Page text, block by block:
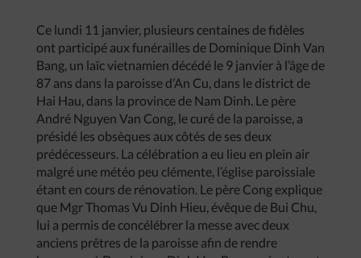
Ce lundi 11 janvier, plusieurs centaines de fidèles
ont participé aux funérailles de Dominique Dinh Van
Bang, un laïc vietnamien décédé le 9 janvier à l’âge de
87 ans dans la paroisse d’An Cu, dans le district de
Hai Hau, dans la province de Nam Dinh. Le père
André Nguyen Van Cong, le curé de la paroisse, a
présidé les obsèques aux côtés de ses deux
prédécesseurs. La célébration a eu lieu en plein air
malgré une météo peu clémente, l’église paroissiale
étant en cours de rénovation. Le père Cong explique
que Mgr Thomas Vu Dinh Hieu, évêque de Bui Chu,
lui a permis de concélébrer la messe avec deux
anciens prêtres de la paroisse afin de rendre